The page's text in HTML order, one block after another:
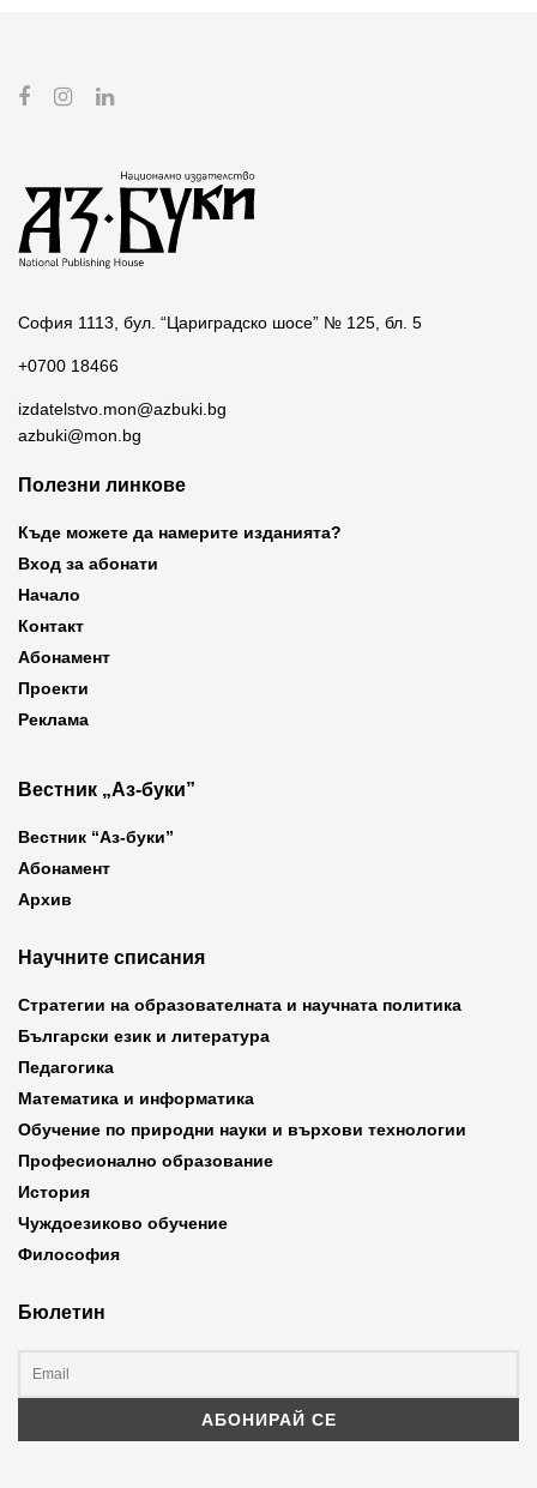
София 1113, бул. “Цариградско шосе” № 125, бл. 5
+0700 18466
izdatelstvo.mon@azbuki.bg
azbuki@mon.bg
Полезни линкове
Къде можете да намерите изданията?
Вход за абонати
Начало
Контакт
Абонамент
Проекти
Реклама
Вестник „Аз-буки”
Вестник “Аз-буки”
Абонамент
Архив
Научните списания
Стратегии на образователната и научната политика
Български език и литература
Педагогика
Математика и информатика
Обучение по природни науки и върхови технологии
Професионално образование
История
Чуждоезиково обучение
Философия
Бюлетин